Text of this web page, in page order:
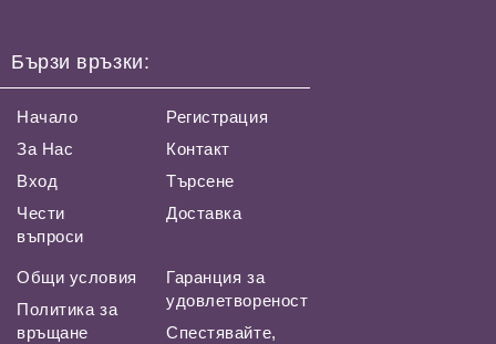
Бързи връзки:
Начало
За Нас
Вход
Чести
въпроси
Регистрация
Контакт
Търсене
Доставка
Общи условия
Политика за
връщане
Гаранция за
удовлетвореност
Спестявайте,